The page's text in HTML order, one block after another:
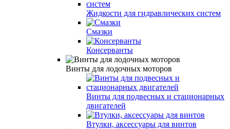
Жидкости для гидравлических систем
Смазки
Консерванты
Винты для лодочных моторов
Винты для подвесных и стационарных
двигателей
Втулки, аксессуары для винтов